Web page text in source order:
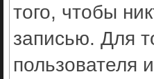
того, чтобы
записью. Для
пользователя